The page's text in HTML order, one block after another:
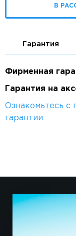
В
Гарантия
Фирменная
Гарантия на
Ознакомьтесь с
гарантии